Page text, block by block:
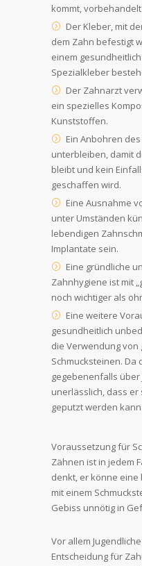
kommt,
Der Kleber, mit
dem Zahn befestigt
einem
Spezialkleber
Der Zahnarzt
ein spezielles
Kunststoffen.
Ein Anbohren
unterbleiben, damit
bleibt und kein
geschaffen wird.
Eine Ausnahme
unter Umständen
lebendigen
Implantate sein.
Eine gründliche
Zahnhygiene ist mit
noch wichtiger als
Eine weitere
gesundheitlich
die Verwendung von
Schmucksteinen. Da
gegebenenfalls über
unerlässlich, dass
geputzt werden kann.
Voraussetzung für
Zähnen ist in jedem
denkt, er könne
mit einem
Gebiss unnötig in
Vor allem
Entscheidung für